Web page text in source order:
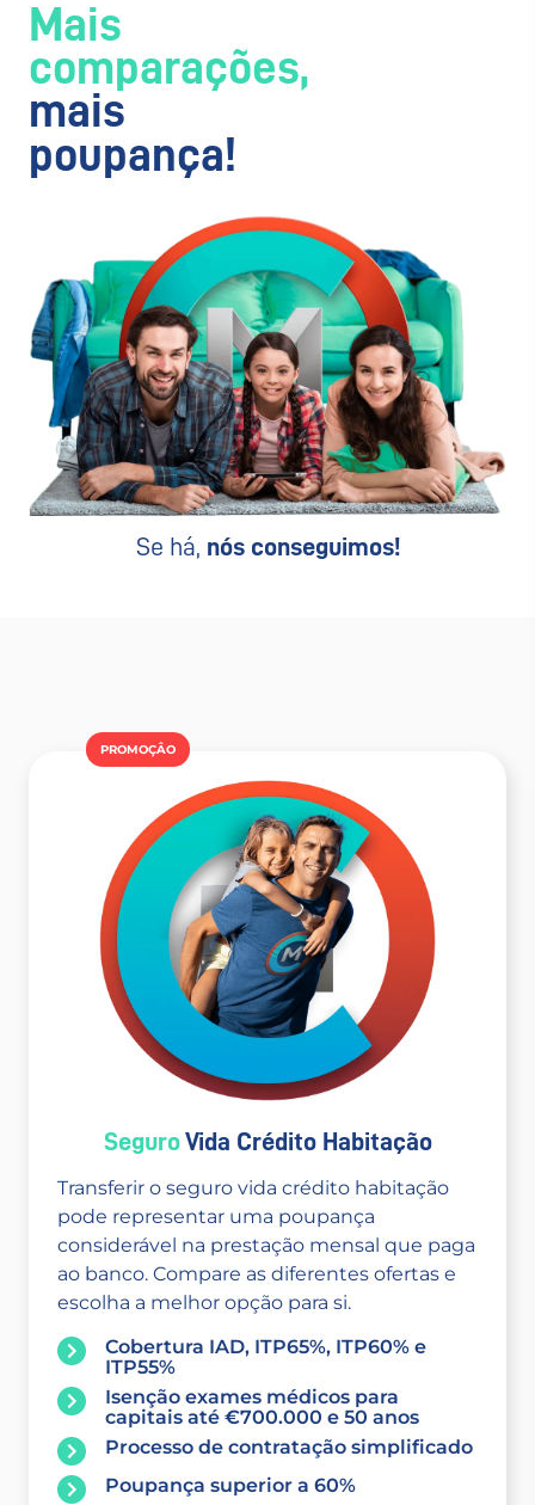
Mais
comparações,
mais
poupança!
Se há, nós conseguimos!
PROMOÇÂO
SeguroVida Crédito Habitação
Transferir o seguro vida crédito habitação
pode representar uma poupança
considerável na prestação mensal que paga
ao banco. Compare as diferentes ofertas e
escolha a melhor opção para si.
Cobertura IAD, ITP65%, ITP60% e
ITP55%
Isenção exames médicos para
capitais até €700.000 e 50 anos
Processo de contratação simplificado
Poupança superior a 60%